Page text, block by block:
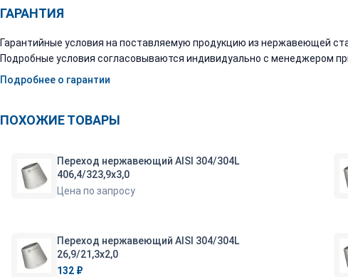
ГАРАНТИЯ
Гарантийные условия на поставляемую продукцию из нержавеющей
Подробные условия согласовываются индивидуально с менеджером
Подробнее о гарантии
ПОХОЖИЕ ТОВАРЫ
Переход нержавеющий AISI 304/304L
406,4/323,9х3,0
Цена по запросу
Переход нержавеющий AISI 304/304L
26,9/21,3х2,0
132 ₽